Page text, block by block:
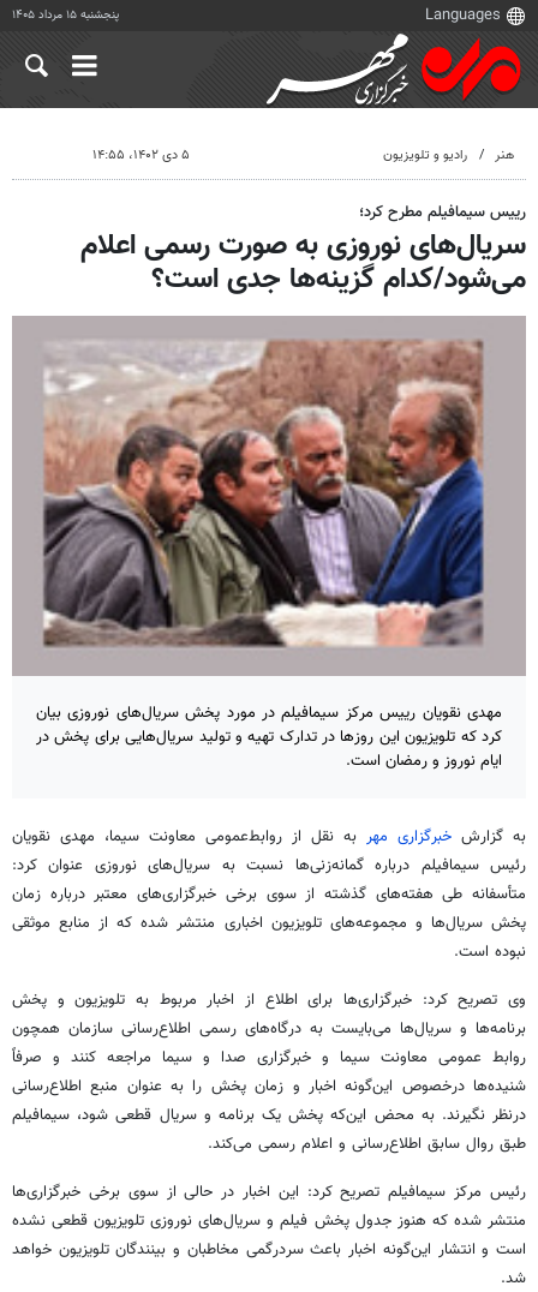
پنجشنبه ۱۵ مرداد ۱۴۰۵
هنر رادیو و تلویزیون ۵ دی ۱۴۰۲، ۱۴:۵۵
رییس سیمافیلم مطرح کرد؛
سریال‌های نوروزی به صورت رسمی اعلام
می‌شود/کدام گزینه‌ها جدی است؟
مهدی نقویان رییس مرکز سیمافیلم در مورد پخش سریال‌های نوروزی بیان
کرد که تلویزیون این روزها در تدارک تهیه و تولید سریال‌هایی برای پخش در
ایام نوروز و رمضان است.
به گزارش خبرگزاری مهر به نقل از روابط‌عمومی معاونت سیما، مهدی نقویان
رئیس سیمافیلم درباره گمانه‌زنی‌ها نسبت به سریال‌های نوروزی عنوان کرد:
متأسفانه طی هفته‌های گذشته از سوی برخی خبرگزاری‌های معتبر درباره زمان
پخش سریال‌ها و مجموعه‌های تلویزیون اخباری منتشر شده که از منابع موثقی
نبوده است.
وی تصریح کرد: خبرگزاری‌ها برای اطلاع از اخبار مربوط به تلویزیون و پخش
برنامه‌ها و سریال‌ها می‌بایست به درگاه‌های رسمی اطلاع‌رسانی سازمان همچون
روابط عمومی معاونت سیما و خبرگزاری صدا و سیما مراجعه کنند و صرفاً
شنیده‌هادرخصوص این‌گونه اخبار و زمان پخش را به عنوان منبع اطلاع‌رسانی
درنظر نگیرند. به محض این‌که پخش یک برنامه و سریال قطعی شود، سیمافیلم
طبق روال سابق اطلاع‌رسانی و اعلام رسمی می‌کند.
رئیسمرکز سیمافیلمتصریح کرد: این اخبار در حالی از سوی برخی خبرگزاری‌ها
منتشر شده که هنوز جدول پخش فیلم و سریال‌های نوروزی تلویزیون قطعی نشده
است و انتشار این‌گونه اخبار باعث سردرگمی مخاطبان و بینندگان تلویزیون خواهد
شد.